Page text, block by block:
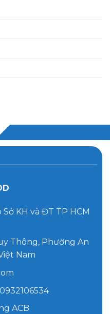
Sở KH và ĐT TP HCM
Thông, Phường An
Nam
ACB